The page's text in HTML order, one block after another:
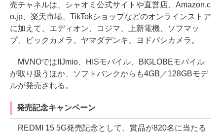
売チャネルは、シャオミ公式サイトや直営店、Amazon.c
o.jp、楽天市場、TikTokショップなどのオンラインストア
に加えて、エディオン、コジマ、上新電機、ソフマッ
プ、ビックカメラ、ヤマダデンキ、ヨドバシカメラ。
MVNOではIIJmio、HISモバイル、BIGLOBEモバイル
が取り扱うほか、ソフトバンクからも4GB／128GBモデ
ルが発売される。
発売記念キャンペーン
REDMI 15 5G発売記念として、賞品が820名に当たる